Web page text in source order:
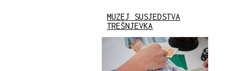
MUZEJ SUSJEDSTVA
TREŠNJEVKA